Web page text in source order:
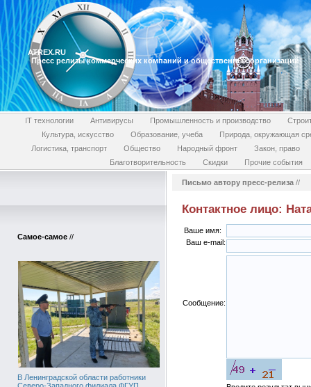
ATREX.RU
Пресс релизы коммерческих компаний и общественных организаций
IT технологии Антивирусы Промышленность и производство
Культура, искусство
Образование, учеба
Природа, окружающая
Логистика, транспорт
Общество Народный фронт
Закон, право
Благотворительность
Скидки Прочие события
Самое-самое //
В Ленинградской области работники
Письмо автору пресс-релиза //
Контактное лицо:
Ваше имя:
Ваш e-mail:
Сообщение: